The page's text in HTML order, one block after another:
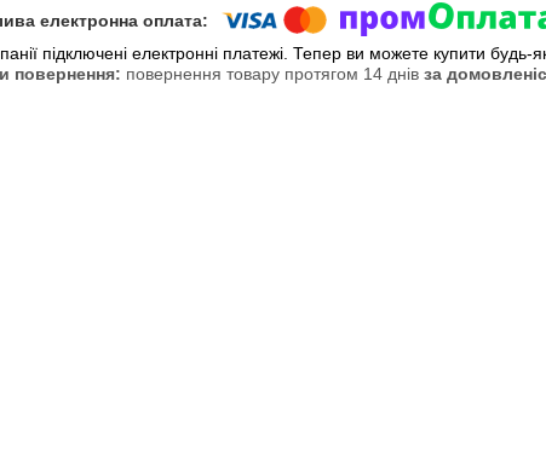
підключені електронні платежі. Тепер ви можете купити будь-
повернення товару протягом 14 днів за